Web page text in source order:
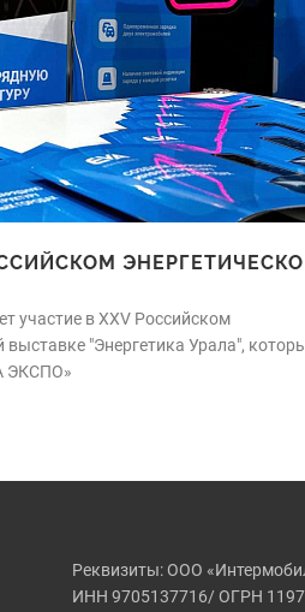
участие в XXV Российском
"Энергетика Урала",
ЭКСПО»
Реквизиты: ООО
ИНН 9705137716/ ОГРН